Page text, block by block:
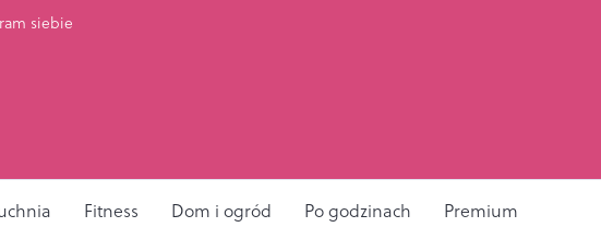
siebie
Fitness Dom i ogród Po godzinach Premium